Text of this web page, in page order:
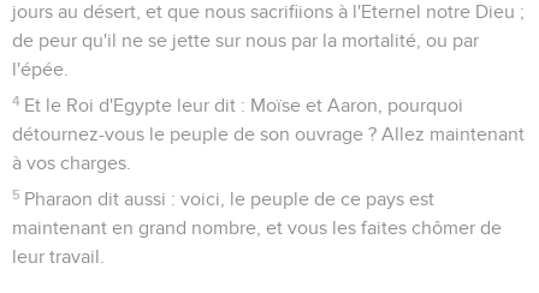
jours au désert, et que nous sacrifiions à l'Eternel notre Dieu ;
de peur qu'il ne se jette sur nous par la mortalité, ou par
l'épée.
4 Et le Roi d'Egypte leur dit : Moïse et Aaron, pourquoi
détournez-vous le peuple de son ouvrage ? Allez maintenant
à vos charges.
5 Pharaon dit aussi : voici, le peuple de ce pays est
maintenant en grand nombre, et vous les faites chômer de
leur travail.